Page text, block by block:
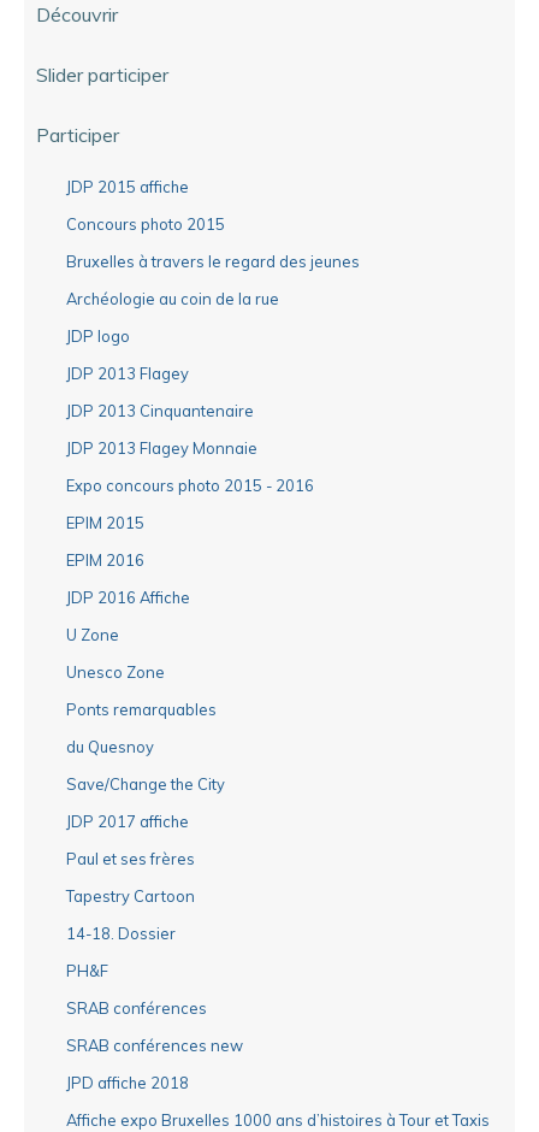
Découvrir
Slider participer
Participer
JDP 2015 affiche
Concours photo 2015
Bruxelles à travers le regard des jeunes
Archéologie au coin de la rue
JDP logo
JDP 2013 Flagey
JDP 2013 Cinquantenaire
JDP 2013 Flagey Monnaie
Expo concours photo 2015 - 2016
EPIM 2015
EPIM 2016
JDP 2016 Affiche
U Zone
Unesco Zone
Ponts remarquables
du Quesnoy
Save/Change the City
JDP 2017 affiche
Paul et ses frères
Tapestry Cartoon
14-18. Dossier
PH&F
SRAB conférences
SRAB conférences new
JPD affiche 2018
Affiche expo Bruxelles 1000 ans d’histoires à Tour et Taxis